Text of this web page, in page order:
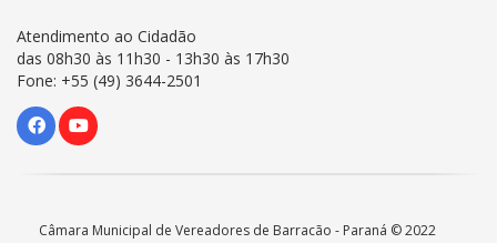
Atendimento ao Cidadão
das 08h30 às 11h30 - 13h30 às 17h30
Fone: +55 (49) 3644-2501
Câmara Municipal de Vereadores de Barracão - Paraná © 2022